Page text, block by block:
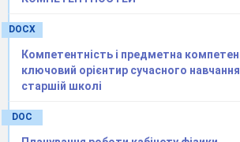
DOCX
Компетентність і предметна
ключовий орієнтир сучасного
старшій школі
DOC